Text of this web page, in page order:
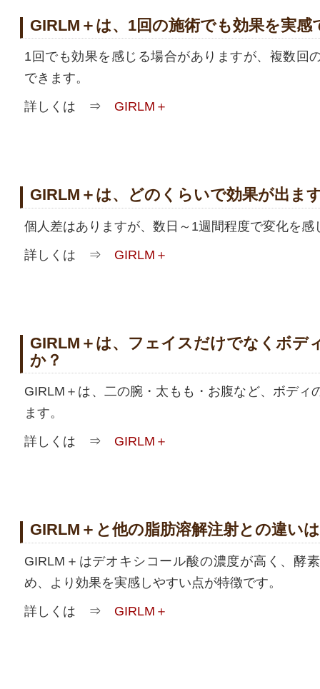
GIRLM＋は、1回の施術でも効果を実感
1回でも効果を感じる場合がありますが、複数回
できます。
詳しくは ⇒ GIRLM＋
GIRLM＋は、どのくらいで効果が出ま
個人差はありますが、数日～1週間程度で変化を感
詳しくは ⇒ GIRLM＋
GIRLM＋は、フェイスだけでなくボデ
か？
GIRLM＋は、二の腕・太もも・お腹など、ボディ
ます。
詳しくは ⇒ GIRLM＋
GIRLM＋と他の脂肪溶解注射との違い
GIRLM＋はデオキシコール酸の濃度が高く、酵
め、より効果を実感しやすい点が特徴です。
詳しくは ⇒ GIRLM＋